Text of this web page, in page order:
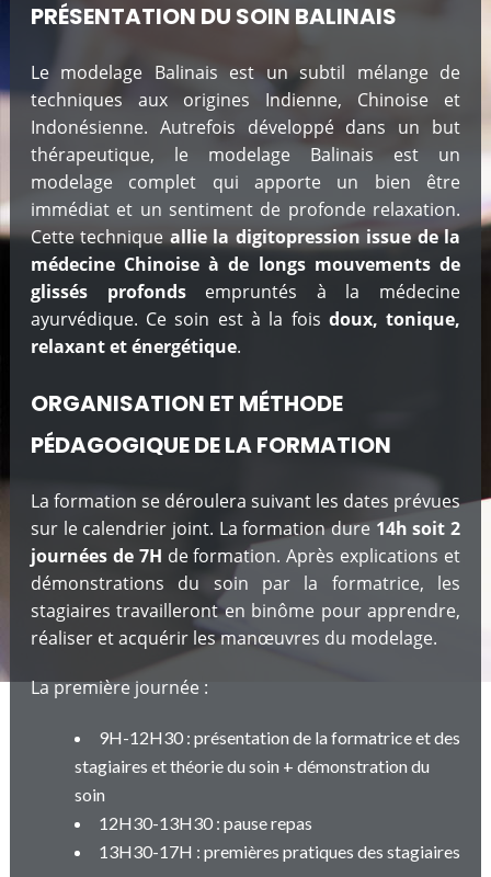
PRÉSENTATION DU SOIN BALINAIS
Le modelage Balinais est un subtil mélange de
techniques aux origines Indienne, Chinoise et
Indonésienne. Autrefois développé dans un but
thérapeutique, le modelage Balinais est un
modelage complet qui apporte un bien être
immédiat et un sentiment de profonde relaxation.
Cette technique allie la digitopression issue de la
médecine Chinoise à de longs mouvements de
glissés profondsempruntés à la médecine
ayurvédique. Ce soin est à la fois doux, tonique,
relaxant et énergétique.
ORGANISATION ET MÉTHODE
PÉDAGOGIQUE DE LA FORMATION
La formation se déroulera suivant les dates prévues
sur le calendrier joint. La formation dure 14h soit 2
journées de 7H de formation. Après explications et
démonstrations du soin par la formatrice, les
stagiaires travailleront en binôme pour apprendre,
réaliser et acquérir les manœuvres du modelage.
La première journée :
9H-12H30 : présentation de la formatrice et des
stagiaires et théorie du soin + démonstration du
soin
12H30-13H30 : pause repas
13H30-17H : premières pratiques des stagiaires